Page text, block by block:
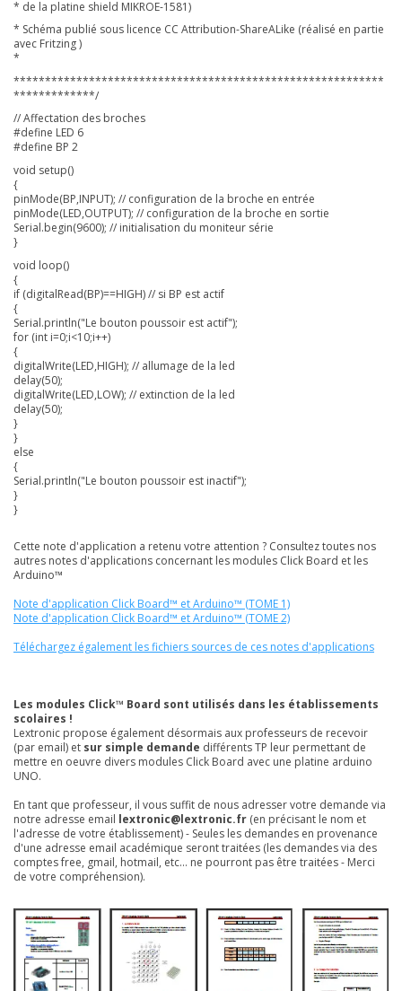
* de la platine shield MIKROE-1581)
* Schéma publié sous licence CC Attribution-ShareALike (réalisé en partie
avec Fritzing )
*
***********************************************************
*************/
// Affectation des broches
#define LED 6
#define BP 2
void setup()
{
pinMode(BP,INPUT); // configuration de la broche en entrée
pinMode(LED,OUTPUT); // configuration de la broche en sortie
Serial.begin(9600); // initialisation du moniteur série
}
void loop()
{
if (digitalRead(BP)==HIGH) // si BP est actif
{
Serial.println("Le bouton poussoir est actif");
for (int i=0;i<10;i++)
{
digitalWrite(LED,HIGH); // allumage de la led
delay(50);
digitalWrite(LED,LOW); // extinction de la led
delay(50);
}
}
else
{
Serial.println("Le bouton poussoir est inactif");
}
}
Cette note d'application a retenu votre attention ? Consultez toutes nos
autres notes d'applications concernant les modules Click Board et les
Arduino™
Note d'application Click Board™ et Arduino™ (TOME 1)
Note d'application Click Board™ et Arduino™ (TOME 2)
Téléchargez également les fichiers sources de ces notes d'applications
Les modules Click™ Board sont utilisés dans les établissements
scolaires !
Lextronic propose également désormais aux professeurs de recevoir
(par email) et sur simple demande différents TP leur permettant de
mettre en oeuvre divers modules Click Board avec une platine arduino
UNO.
En tant que professeur, il vous suffit de nous adresser votre demande via
notre adresse email lextronic@lextronic.fr (en précisant le nom et
l'adresse de votre établissement) - Seules les demandes en provenance
d'une adresse email académique seront traitées (les demandes via des
comptes free, gmail, hotmail, etc... ne pourront pas être traitées - Merci
de votre compréhension).